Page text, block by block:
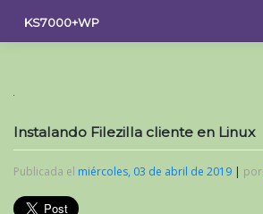
contenido
KS7000+WP
Instalando Filezilla cliente en Linux
Publicada el miércoles, 03 de abril de 2019 | por